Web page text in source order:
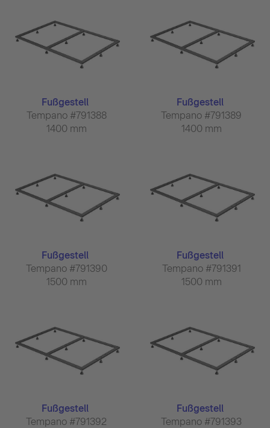
Fußgestell
Tempano #791388
1400 mm
Fußgestell
Tempano #791389
1400 mm
Fußgestell
Tempano #791390
1500 mm
Fußgestell
Tempano #791391
1500 mm
Fußgestell
Tempano #791392
Fußgestell
Tempano #791393